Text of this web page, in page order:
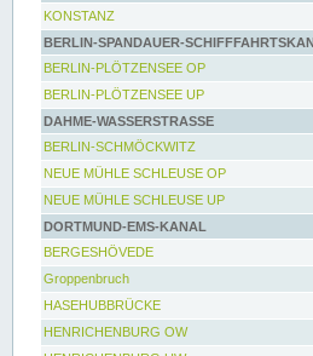
KONSTANZ
BERLIN-SPANDAUER-
BERLIN-PLÖTZENSEE OP
BERLIN-PLÖTZENSEE UP
DAHME-WASSERSTRASSE
BERLIN-SCHMÖCKWITZ
NEUE MÜHLE SCHLEUSE OP
NEUE MÜHLE SCHLEUSE UP
DORTMUND-EMS-KANAL
BERGESHÖVEDE
Groppenbruch
HASEHUBBRÜCKE
HENRICHENBURG OW